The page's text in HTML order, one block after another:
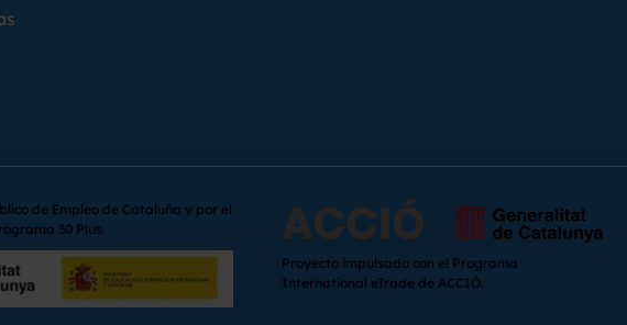
de Empleo de Cataluña y por el
30 Plus.
Proyecto impulsado con el Programa
International eTrade de ACCIÓ.